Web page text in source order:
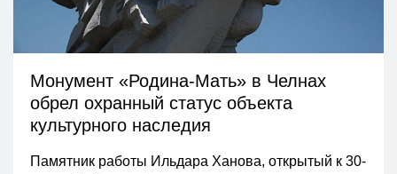
Монумент «Родина-Мать» в Челнах
обрел охранный статус объекта
культурного наследия
Памятник работы Ильдара Ханова, открытый к 30-